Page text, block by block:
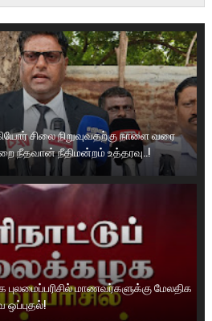
சிலை நிறுவுவதற்கு நாளை வரை
நீதவான் நீதிமன்றம் உத்தரவு..!
மாணவர்களுக்கு மேலதிக